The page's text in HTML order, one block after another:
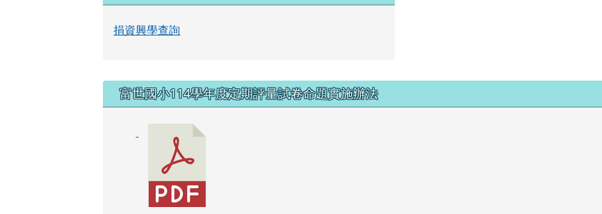
捐資興學查詢
右邊區域內容
富世國小114學年度定期評量試卷命題實施辦法